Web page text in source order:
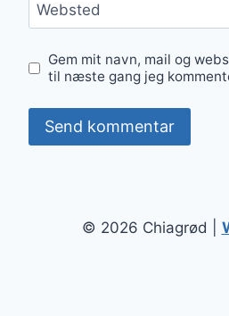
Websted
Gem mit navn, mail og
til næste gang jeg
© 2026 Chiagrød |